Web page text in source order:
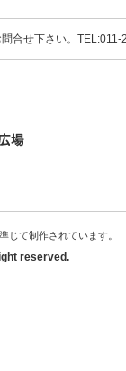
合せ下さい。
じて制作されています。
reserved.